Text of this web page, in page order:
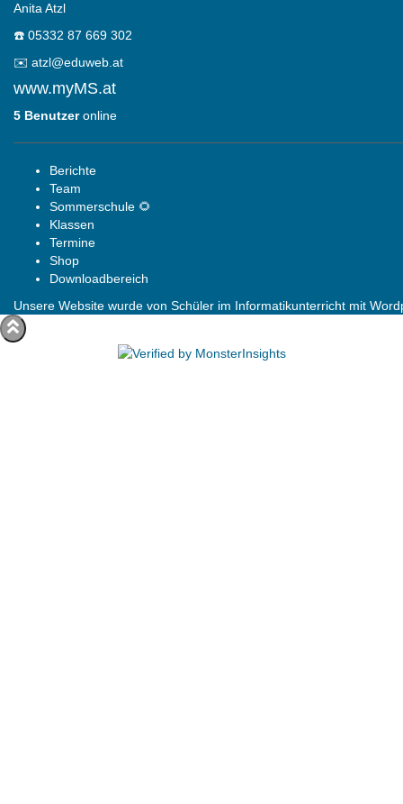
Anita Atzl
☎️ 05332 87 669 302
✉️ atzl@eduweb.at
www.myMS.at
5 Benutzeronline
Berichte
Team
Sommerschule 🌻
Klassen
Termine
Shop
Downloadbereich
Unsere Website wurde von Schüler im Informatikunterricht mit